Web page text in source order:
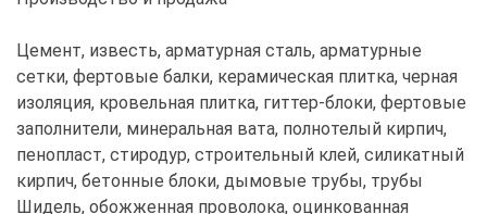
Цемент, известь, арматурная сталь, арматурные
сетки, фертовые балки, керамическая плитка, черная
изоляция, кровельная плитка, гиттер-блоки, фертовые
заполнители, минеральная вата, полнотелый кирпич,
пенопласт, стиродур, строительный клей, силикатный
кирпич, бетонные блоки, дымовые трубы, трубы
Шидель, обожженная проволока, оцинкованная